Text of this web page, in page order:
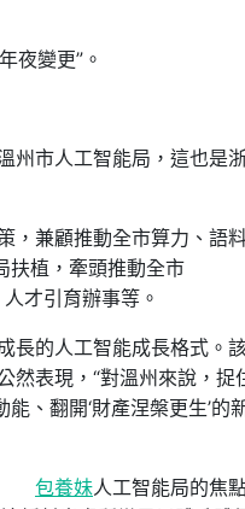
夜變更”。
州市人工智能局，這也是
，兼顧推動全市算力、語料
扶植，牽頭推動全市
才引育辦事等。
長的人工智能成長格式。
然表現，“對溫州來說，捉
能、翻開‘財產涅槃更生’的
包養妹人工智能局的焦